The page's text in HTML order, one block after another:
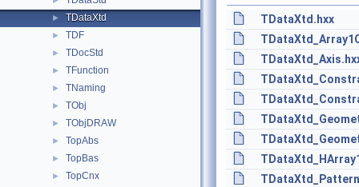
► TDataXtd
► TDF
► TDocStd
► TFunction
► TNaming
► TObj
► TObjDRAW
► TopAbs
► TopBas
► TopCnx
TDataXtd.hxx